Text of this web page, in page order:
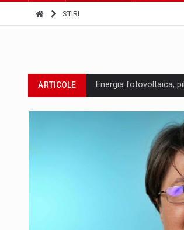
STIRI
ARTICOLE Energia fotovoltaica,
ARTICOLE Cum invatam sa
Ingredient Spotlight:
Producatorii si
LEADERSHIP IN
CU BATERIILE